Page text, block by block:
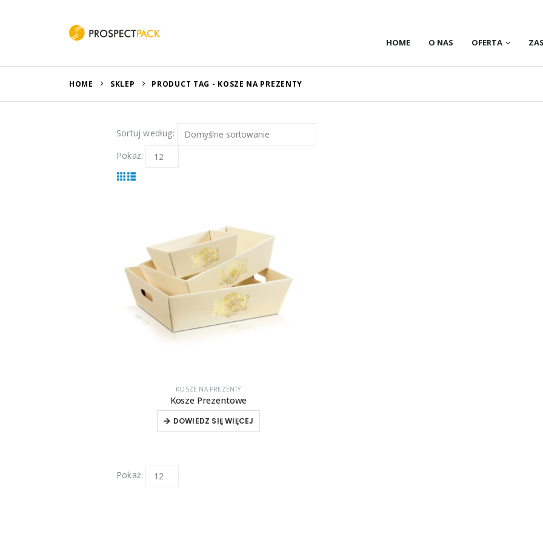
HOME O NAS OFERTA
HOME SKLEP PRODUCT TAG - KOSZE NA PREZENTY
Sortuj według:
Pokaż:
KOSZE NA PREZENTY
Kosze Prezentowe
DOWIEDZ SIĘ WIĘCEJ
Pokaż: